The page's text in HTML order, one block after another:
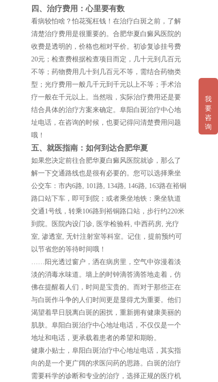
四、治疗费用：心里要有数
看病较怕啥？怕花冤枉钱！在治疗白斑之前，了解
清楚治疗费用是很重要的。合肥华夏白癜风医院的
收费是透明的，价格也相对平价。初诊复诊挂号费
20元；检查费根据检查项目而定，几十元到几百元
不等；药物费用几十到几百元不等，需结合药物类
型；光疗费用一般几千元到千元以上不等；手术治
疗一般在千元以上。当然啦，实际治疗费用还是要
结合具体的治疗方案来确定。阜阳白斑治疗中心地
址电话，在咨询的时候，也要记得问清楚费用问题
哦！
五、就医指南：如何到达合肥华夏
如果您决定前往合肥华夏白癜风医院就诊，那么了
解一下交通路线也是很有必要的。您可以选择乘坐
公交车：市内6路, 101路, 134路, 146路, 163路在裕铜
路口站下车，即可到院；或者乘坐地铁：乘坐轨道
交通1号线，转乘106路到裕铜路口站，步行约220米
到院。医院内设门诊, 医学检验科, 中西药房, 光疗
室, 渗透室, 无针注射室等科室。记住，提前预约可
以节省您的等待时间哦！
……阳光透过窗户，洒在病房里，空气中弥漫着淡
淡的消毒水味道。墙上的时钟滴答滴答地走着，仿
佛在提醒着人们，时间是宝贵的。而对于那些正在
与白斑作斗争的人们时间更是显得尤为重要。他们
渴望着早日脱离白斑的困扰，重新拥有健康美丽的
肌肤。阜阳白斑治疗中心地址电话，不仅仅是一个
地址和电话，更承载着患者的希望和期盼。
健康小贴士，阜阳白斑治疗中心地址电话，其实指
向的是一个更广阔的求医问药的思路。白斑的治疗
需要科学的诊断和专业的治疗，选择正规的医疗机
我
要
咨
询